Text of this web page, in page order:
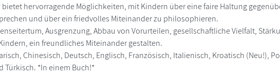
hervorragende Möglichkeiten, mit Kindern über eine faire Haltung
und über ein friedvolles Miteinander zu philosophieren.
Ausgrenzung, Abbau von Vorurteilen, gesellschaftliche Vielfalt,
ein freundliches Miteinander gestalten.
Chinesisch, Deutsch, Englisch, Französisch, Italienisch, Kroatisch (Neu!),
Türkisch. *In einem Buch!*